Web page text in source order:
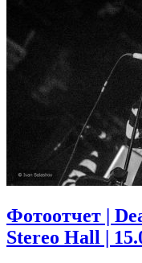
Фотоотчет |
Stereo Hall |